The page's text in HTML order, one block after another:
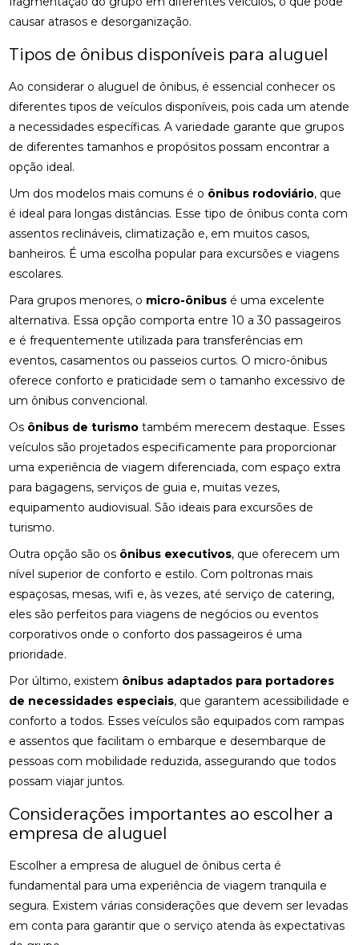
causar atrasos e desorganização.
Tipos de ônibus disponíveis para aluguel
Ao considerar o aluguel de ônibus, é essencial conhecer os
diferentes tipos de veículos disponíveis, pois cada um atende
a necessidades específicas. A variedade garante que grupos
de diferentes tamanhos e propósitos possam encontrar a
opção ideal.
Um dos modelos mais comuns é o ônibus rodoviário, que
é ideal para longas distâncias. Esse tipo de ônibus conta com
assentos reclináveis, climatização e, em muitos casos,
banheiros. É uma escolha popular para excursões e viagens
escolares.
Para grupos menores, o micro-ônibus é uma excelente
alternativa. Essa opção comporta entre 10 a 30 passageiros
e é frequentemente utilizada para transferências em
eventos, casamentos ou passeios curtos. O micro-ônibus
oferece conforto e praticidade sem o tamanho excessivo de
um ônibus convencional.
Os ônibus de turismo também merecem destaque. Esses
veículos são projetados especificamente para proporcionar
uma experiência de viagem diferenciada, com espaço extra
para bagagens, serviços de guia e, muitas vezes,
equipamento audiovisual. São ideais para excursões de
turismo.
Outra opção são os ônibus executivos, que oferecem um
nível superior de conforto e estilo. Com poltronas mais
espaçosas, mesas, wifi e, às vezes, até serviço de catering,
eles são perfeitos para viagens de negócios ou eventos
corporativos onde o conforto dos passageiros é uma
prioridade.
Por último, existem ônibus adaptados para portadores
de necessidades especiais, que garantem acessibilidade e
conforto a todos. Esses veículos são equipados com rampas
e assentos que facilitam o embarque e desembarque de
pessoas com mobilidade reduzida, assegurando que todos
possam viajar juntos.
Considerações importantes ao escolher a
empresa de aluguel
Escolher a empresa de aluguel de ônibus certa é
fundamental para uma experiência de viagem tranquila e
segura. Existem várias considerações que devem ser levadas
em conta para garantir que o serviço atenda às expectativas